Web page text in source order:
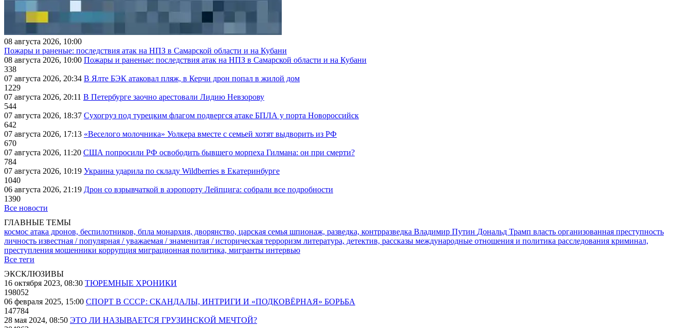
08 августа 2026, 10:00
Пожары и раненые: последствия атак на НПЗ в Самарской области и на Кубани
08 августа 2026, 10:00 Пожары и раненые: последствия атак на НПЗ в Самарской области и на Кубани
338
07 августа 2026, 20:34 В Ялте БЭК атаковал пляж, в Керчи дрон попал в жилой дом
1229
07 августа 2026, 20:11 В Петербурге заочно арестовали Лидию Невзорову
544
07 августа 2026, 18:37 Сухогруз под турецким флагом подвергся атаке БПЛА у порта Новороссийск
642
07 августа 2026, 17:13 «Веселого молочника» Уолкера вместе с семьей хотят выдворить из РФ
670
07 августа 2026, 11:20 США попросили РФ освободить бывшего морпеха Гилмана: он при смерти?
784
07 августа 2026, 10:19 Украина ударила по складу Wildberries в Екатеринбурге
1040
06 августа 2026, 21:19 Дрон со взрывчаткой в аэропорту Лейпцига: собрали все подробности
1390
Все новости
ГЛАВНЫЕ ТЕМЫ
космос атака дронов, беспилотников, бпла монархия, дворянство, царская семья шпионаж, разведка, контрразведка Владимир Путин Дональд Трамп власть организованная преступность
личность известная / популярная / уважаемая / знаменитая / историческая терроризм литература, детектив, рассказы международные отношения и политика расследования криминал,
преступления мошенники коррупция миграционная политика, мигранты интервью
Все теги
ЭКСКЛЮЗИВЫ
16 октября 2023, 08:30 ТЮРЕМНЫЕ ХРОНИКИ
198052
06 февраля 2025, 15:00 СПОРТ В СССР: СКАНДАЛЫ, ИНТРИГИ И «ПОДКОВЁРНАЯ» БОРЬБА
147784
28 мая 2024, 08:50 ЭТО ЛИ НАЗЫВАЕТСЯ ГРУЗИНСКОЙ МЕЧТОЙ?